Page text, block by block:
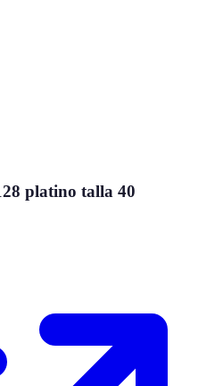
platino talla 40